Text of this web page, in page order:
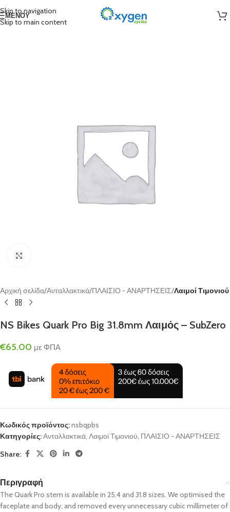
Skip to navigation
Skip to main content
ΜΕΝΟΎ
Αρχική σελίδα Ανταλλακτικά ΠΛΑΙΣΙΟ - ΑΝΑΡΤΗΣΕΙΣ Λαιμοί Τιμονιού
NS Bikes Quark Pro Big 31.8mm Λαιμός – SubZero
€65.00 με ΦΠΑ
Κωδικός προϊόντος:nsbqpbs
Κατηγορίες:Ανταλλακτικά, Λαιμοί Τιμονιού, ΠΛΑΙΣΙΟ - ΑΝΑΡΤΗΣΕΙΣ
Share:
Περιγραφή
The Quark Pro stem is available in 25.4 and 31.8 sizes. We optimised the
faceplate and body, and removed every unnecessary cubic millimeter of